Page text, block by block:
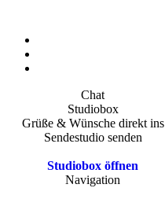
Chat
Studiobox
Grüße & Wünsche direkt ins
Sendestudio senden
Studiobox öffnen
Navigation